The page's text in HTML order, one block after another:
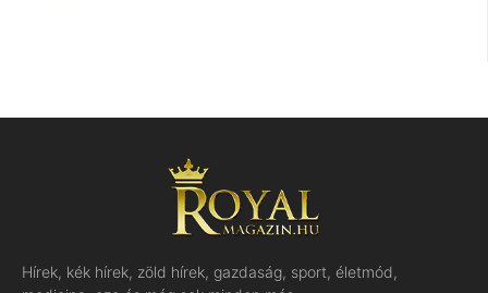
Hírek, kék hírek, zöld hírek, gazdaság, sport, életmód,